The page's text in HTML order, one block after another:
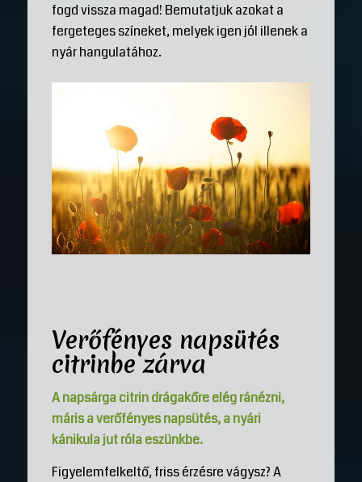
fogd vissza magad! Bemutatjuk azokat a
fergeteges színeket, melyek igen jól illenek a
nyár hangulatához.
Verőfényes napsütés
citrinbe zárva
A napsárga citrin drágakőre elég ránézni,
máris a verőfényes napsütés, a nyári
kánikula jut róla eszünkbe.
Figyelemfelkeltő, friss érzésre vágysz? A